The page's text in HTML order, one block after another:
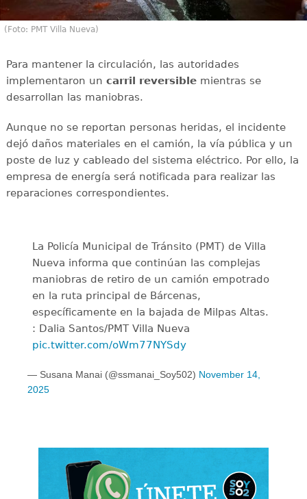
(Foto: PMT Villa Nueva)
Para mantener la circulación, las autoridades
implementaron un carril reversiblemientras se
desarrollan las maniobras.
Aunque no se reportan personas heridas, el incidente
dejó daños materiales en el camión, la vía pública y un
poste de luz y cableado del sistema eléctrico. Por ello, la
empresa de energía será notificada para realizar las
reparaciones correspondientes.
La Policía Municipal de Tránsito (PMT) de Villa
Nueva informa que continúan las complejas
maniobras de retiro de un camión empotrado
en la ruta principal de Bárcenas,
específicamente en la bajada de Milpas Altas.
: Dalia Santos/PMT Villa Nueva
pic.twitter.com/oWm77NYSdy
— Susana Manai (@ssmanai_Soy502) November 14,
2025